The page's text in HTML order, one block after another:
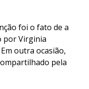
foi o fato de a
por Virginia
outra ocasião,
pela